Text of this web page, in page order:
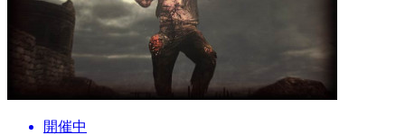
開催中